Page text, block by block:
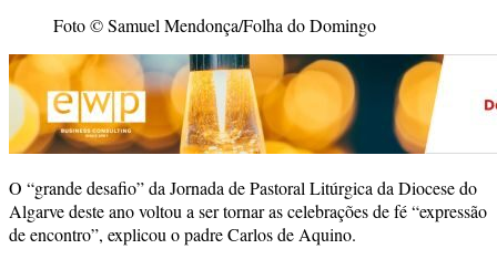
Foto © Samuel Mendonça/Folha do Domingo
O “grande desafio” da Jornada de Pastoral Litúrgica da Diocese do
Algarve deste ano voltou a ser tornar as celebrações de fé “expressão
de encontro”, explicou o padre Carlos de Aquino.